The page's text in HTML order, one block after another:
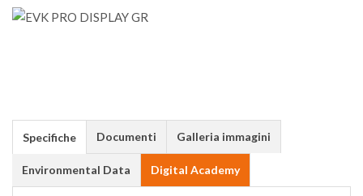
Specifiche Documenti Galleria immagini
Environmental Data Digital Academy